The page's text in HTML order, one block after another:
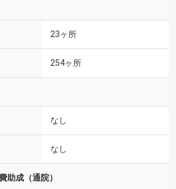
23ヶ所
254ヶ所
なし
なし
助成（通院）